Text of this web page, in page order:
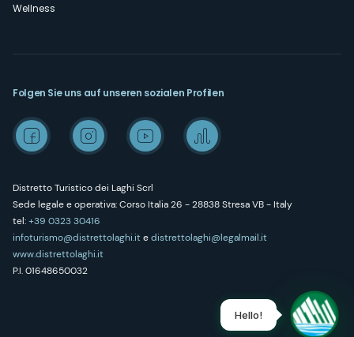
Wellness
Distretto Turistico dei Laghi Scrl
Sede legale e operativa: Corso Italia 26 - 28838 Stresa VB - Italy
tel:+39 0323 30416
infoturismo@distrettolaghi.itedistrettolaghi@legalmail.it
www.distrettolaghi.it
P.I. 01648650032
Folgen Sie uns auf unseren sozialen Profilen